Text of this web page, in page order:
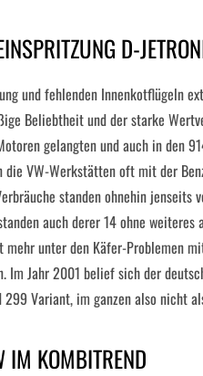
D-
und fehlenden Innenkotflügeln
Beliebtheit und der starke
gelangten und auch in den
die VW-Werkstätten oft mit der
standen ohnehin jenseits
auch derer 14 ohne
unter den Käfer-Problemen
Im Jahr 2001 belief sich der
Variant, im ganzen also nicht
KOMBITREND